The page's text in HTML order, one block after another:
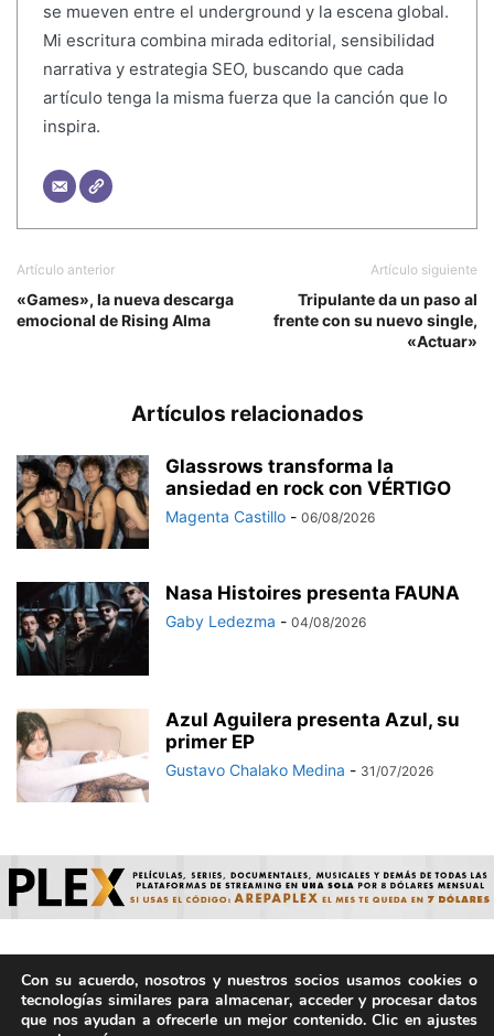
se mueven entre el underground y la escena global.
Mi escritura combina mirada editorial, sensibilidad
narrativa y estrategia SEO, buscando que cada
artículo tenga la misma fuerza que la canción que lo
inspira.
Artículo anterior
«Games», la nueva descarga
emocional de Rising Alma
Artículo siguiente
Tripulante da un paso al
frente con su nuevo single,
«Actuar»
Artículos relacionados
Glassrows transforma la
ansiedad en rock con VÉRTIGO
Magenta Castillo - 06/08/2026
Nasa Histoires presenta FAUNA
Gaby Ledezma - 04/08/2026
Azul Aguilera presenta Azul, su
primer EP
Gustavo Chalako Medina - 31/07/2026
© ArepaVolatil.Com 2021-2025 - Hecho por humanos, no por
IA. | Todos los derechos reservados.
Con su acuerdo, nosotros y nuestros socios usamos cookies o
tecnologías similares para almacenar, acceder y procesar datos
que nos ayudan a ofrecerle un mejor contenido. Clic en ajustes